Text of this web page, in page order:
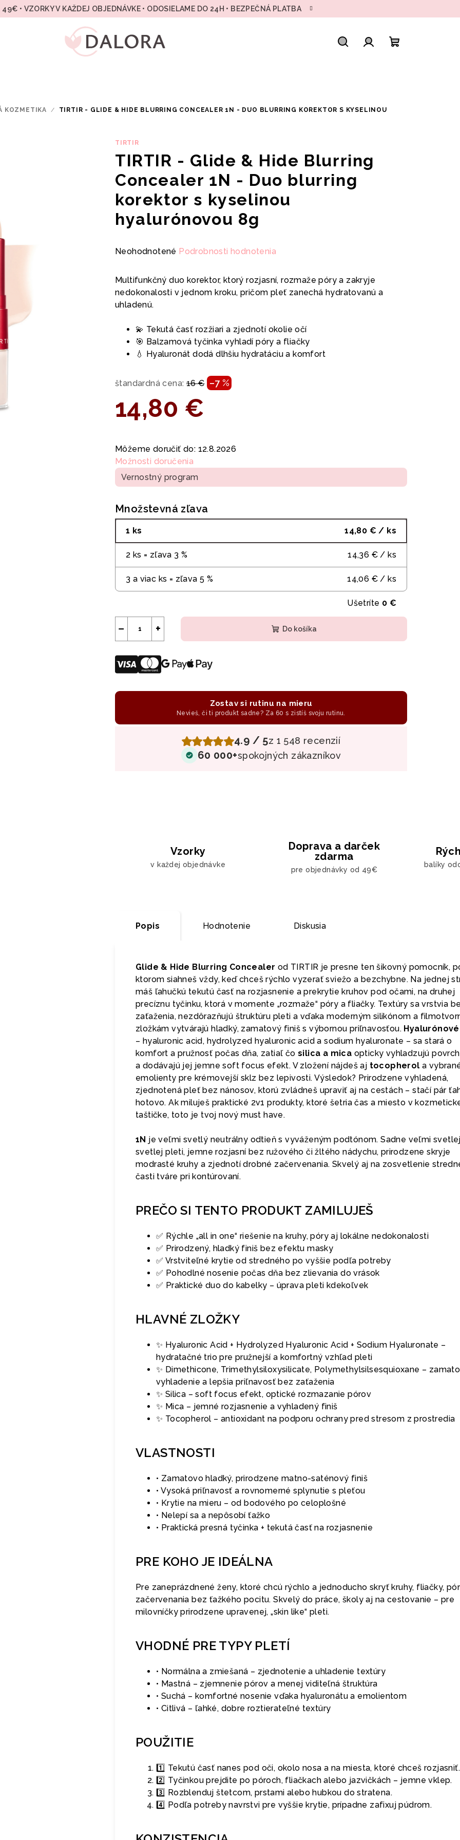
• VZORKY V KAŽDEJ OBJEDNÁVKE • ODOSIELAME DO 24H • BEZPEČNÁ PLATBA
KOZMETIKA / TIRTIR - GLIDE & HIDE BLURRING CONCEALER 1N - DUO BLURRING KOREKTOR S KYSELINOU
TIRTIR
TIRTIR - Glide & Hide Blurring
Concealer 1N - Duo blurring
korektor s kyselinou
hyalurónovou 8g
Priemerné
produktu
0,0
hviezdičiek.
Neohodnotené Podrobnosti hodnotenia
Multifunkčný duo korektor, ktorý rozjasní, rozmaže póry a zakryje
nedokonalosti v jednom kroku, pričom pleť zanechá hydratovanú a
uhladenú.
💫 Tekutá časť rozžiari a zjednotí okolie očí
🎯 Balzamová tyčinka vyhladí póry a fliačky
💧 Hyaluronát dodá dlhšiu hydratáciu a komfort
štandardná cena: 16 € –7 %
14,80 €
cena:
Môžeme doručiť do: 12.8.2026
Možnosti doručenia
Vernostný program
Množstevná zľava
1 ks 14,80 € / ks
2 ks = zľava 3 % 14,36 € / ks
3 a viac ks = zľava 5 % 14,06 € / ks
Ušetríte 0 €
+
− Do košíka
Zostav si rutinu na mieru
Nevieš, či ti produkt sadne? Za 60 s zistíš svoju rutinu.
4.9 / 5z 1 548 recenzií
60 000+spokojných zákazníkov
Vzorky
v každej objednávke
Doprava a darček
zdarma
pre objednávky od 49€
balíky
Popis Hodnotenie Diskusia
Glide & Hide Blurring Concealer od TIRTIR je presne ten šikovný pomocník,
ktorom siahneš vždy, keď chceš rýchlo vyzerať sviežo a bezchybne. Na jednej
máš ľahučkú tekutú časť na rozjasnenie a prekrytie kruhov pod očami, na druhej
precíznu tyčinku, ktorá v momente „rozmaže“ póry a fliačky. Textúry sa vrstvia
zaťaženia, nezdôrazňujú štruktúru pleti a vďaka moderným silikónom a
zložkám vytvárajú hladký, zamatový finiš s výbornou priľnavosťou.
– hyaluronic acid, hydrolyzed hyaluronic acid a sodium hyaluronate – sa stará o
komfort a pružnosť počas dňa, zatiaľ čo silica a mica opticky vyhladzujú
a dodávajú jej jemne soft focus efekt. V zložení nájdeš aj tocopherol a
emolienty pre krémovejší sklz bez lepivosti. Výsledok? Prirodzene vyhladená,
zjednotená pleť bez nánosov, ktorú zvládneš upraviť aj na cestách – stačí pár
hotovo. Ak miluješ praktické 2v1 produkty, ktoré šetria čas a miesto v
taštičke, toto je tvoj nový must have.
1N je veľmi svetlý neutrálny odtieň s vyváženým podtónom. Sadne veľmi
svetlej pleti, jemne rozjasní bez ružového či žltého nádychu, prirodzene skryje
modrasté kruhy a zjednotí drobné začervenania. Skvelý aj na zosvetlenie
časti tváre pri kontúrovaní.
PREČO SI TENTO PRODUKT ZAMILUJEŠ
✅ Rýchle „all in one“ riešenie na kruhy, póry aj lokálne nedokonalosti
✅ Prirodzený, hladký finiš bez efektu masky
✅ Vrstviteľné krytie od stredného po vyššie podľa potreby
✅ Pohodlné nosenie počas dňa bez zlievania do vrások
✅ Praktické duo do kabelky – úprava pleti kdekoľvek
HLAVNÉ ZLOŽKY
✨ Hyaluronic Acid + Hydrolyzed Hyaluronic Acid + Sodium Hyaluronate –
hydratačné trio pre pružnejší a komfortný vzhľad pleti
✨ Dimethicone, Trimethylsiloxysilicate, Polymethylsilsesquioxane –
vyhladenie a lepšia priľnavosť bez zaťaženia
✨ Silica – soft focus efekt, optické rozmazanie pórov
✨ Mica – jemné rozjasnenie a vyhladený finiš
✨ Tocopherol – antioxidant na podporu ochrany pred stresom z prostredia
VLASTNOSTI
• Zamatovo hladký, prirodzene matno-saténový finiš
• Vysoká priľnavosť a rovnomerné splynutie s pleťou
• Krytie na mieru – od bodového po celoplošné
• Nelepí sa a nepôsobí ťažko
• Praktická presná tyčinka + tekutá časť na rozjasnenie
PRE KOHO JE IDEÁLNA
Pre zaneprázdnené ženy, ktoré chcú rýchlo a jednoducho skryť kruhy, fliačky,
začervenania bez ťažkého pocitu. Skvelý do práce, školy aj na cestovanie – pre
milovníčky prirodzene upravenej, „skin like“ pleti.
VHODNÉ PRE TYPY PLETÍ
• Normálna a zmiešaná – zjednotenie a uhladenie textúry
• Mastná – zjemnenie pórov a menej viditeľná štruktúra
• Suchá – komfortné nosenie vďaka hyaluronátu a emolientom
• Citlivá – ľahké, dobre roztierateľné textúry
POUŽITIE
1️⃣ Tekutú časť nanes pod oči, okolo nosa a na miesta, ktoré chceš rozjasniť.
2️⃣ Tyčinkou prejdite po póroch, fliačkach alebo jazvičkách – jemne vklep.
3️⃣ Rozblenduj štetcom, prstami alebo hubkou do stratena.
4️⃣ Podľa potreby navrstvi pre vyššie krytie, prípadne zafixuj púdrom.